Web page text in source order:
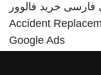
فارسی خرید فالوور
Accident
Google Ads